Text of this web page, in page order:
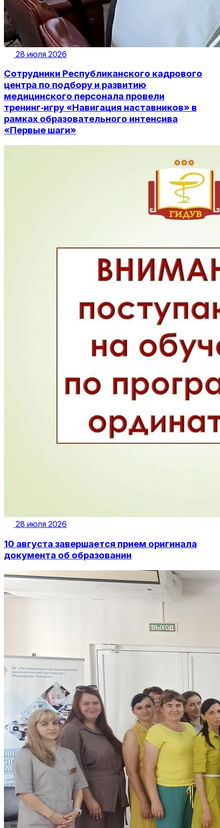
28 июля 2026
Сотрудники Республиканского кадрового
центра по подбору и развитию
медицинского персонала провели
тренинг‑игру «Навигация наставников» в
рамках образовательного интенсива
«Первые шаги»
28 июля 2026
10 августа завершается прием оригинала
документа об образовании